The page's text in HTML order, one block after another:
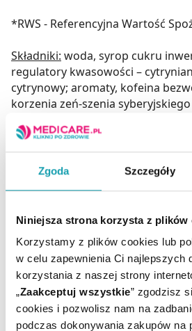
Zgoda Szczegóły
Niniejsza strona korzysta z plików
Korzystamy z plików cookies lub
w celu zapewnienia Ci najlepszych
korzystania z naszej strony
„Zaakceptuj wszystkie” zgodzisz
cookies i pozwolisz nam na
podczas dokonywania zakupów na
*RWS - Referencyjna Wartość
Składniki: woda, syrop cukru
regulatory kwasowości –
cytrynowy; aromaty, kofeina
korzenia zeń-szenia
senticosus (Rupr. et Maxim.)
korzenia żeń-szenia
C.A.Mey.), substancja
karboksymetylocelulozy;
chlorowodorek tiaminy – tiamina
– kwas sorbowy.
Warunki przechowywania
Przechowywać w oryginalnym
miejscu, w temperaturze